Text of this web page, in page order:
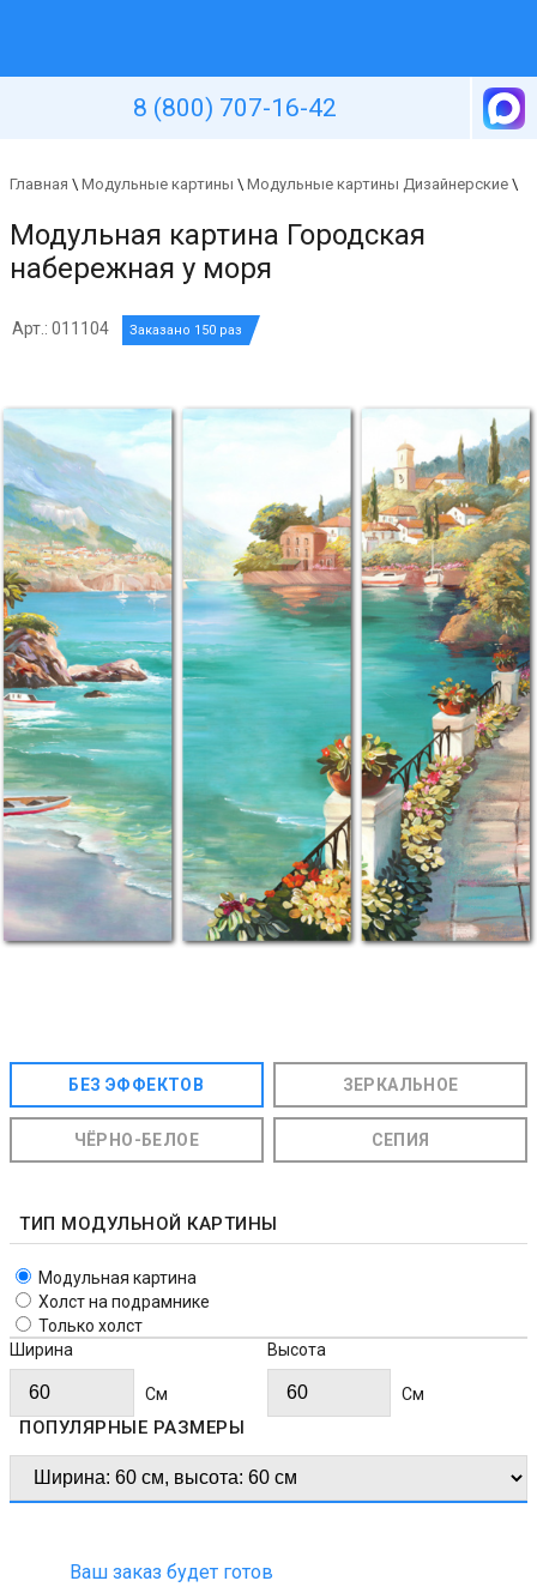
8 (800) 707-16-42
Главная \ Модульные картины \ Модульные картины Дизайнерские \
Модульная картина Городская
набережная у моря
Арт.: 011104 Заказано 150 раз
БЕЗ ЭФФЕКТОВ ЗЕРКАЛЬНОЕ
ЧЁРНО-БЕЛОЕ СЕПИЯ
ТИП МОДУЛЬНОЙ КАРТИНЫ
Модульная картина
Холст на подрамнике
Только холст
Ширина
Cм
Высота
Cм
ПОПУЛЯРНЫЕ РАЗМЕРЫ
Ваш заказ будет готов